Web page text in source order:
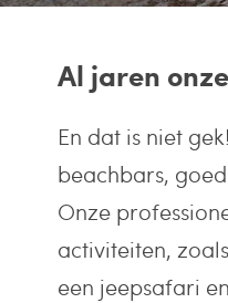
Al jaren
En dat is niet
beachbars,
Onze
activiteiten,
een jeepsafari